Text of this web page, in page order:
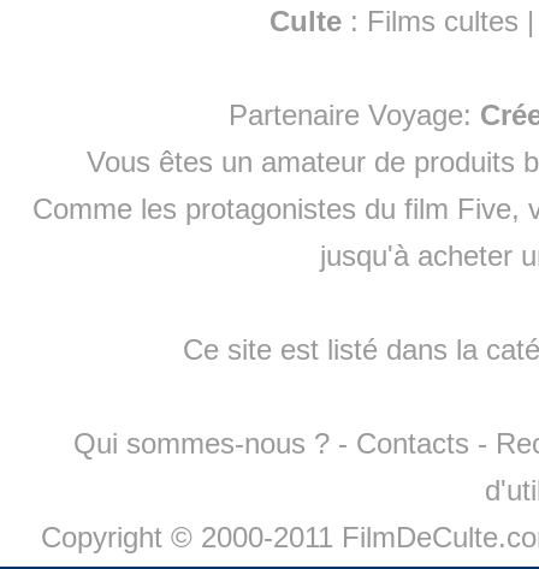
Culte : Films cultes
Partenaire Voyage:
Vous êtes un amateur de produits
Comme les protagonistes du film Five,
jusqu'à acheter
Ce site est listé dans la
Qui sommes-nous ? - Contacts -
Copyright © 2000-2011